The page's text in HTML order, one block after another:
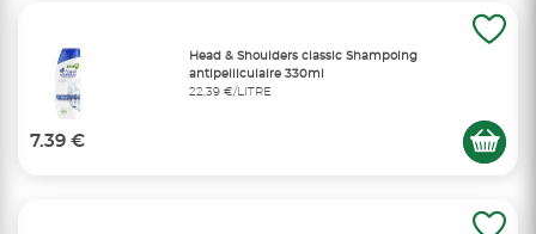
Head & Shoulders classic Shampoing
antipelliculaire 330ml
22,39 €/LITRE
7.39 €